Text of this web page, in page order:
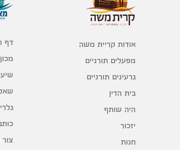
אודות קריית משה
מפעלים תורניים
גרעינים תורניים
בית הדין
היה שותף
יזכור
חנות
דף